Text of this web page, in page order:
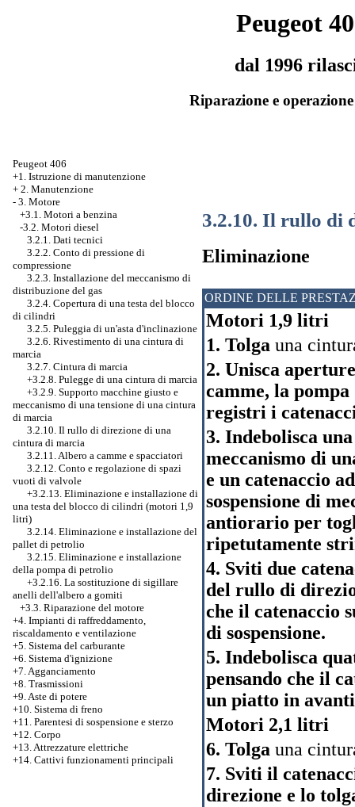
Peugeot
dal 1996
Riparazione e
Peugeot 406
+1. Istruzione di manutenzione
+ 2. Manutenzione
- 3. Motore
+3.1. Motori a benzina
-3.2. Motori diesel
3.2.1. Dati tecnici
3.2.2. Conto di pressione di
compressione
3.2.3. Installazione del meccanismo di
distribuzione del gas
3.2.4. Copertura di una testa del blocco
di cilindri
3.2.5. Puleggia di un'asta d'inclinazione
3.2.6. Rivestimento di una cintura di
marcia
3.2.7. Cintura di marcia
+3.2.8. Pulegge di una cintura di marcia
+3.2.9. Supporto macchine giusto e
meccanismo di una tensione di una cintura
di marcia
3.2.10. Il rullo di direzione di una
cintura di marcia
3.2.11. Albero a camme e spacciatori
3.2.12. Conto e regolazione di spazi
vuoti di valvole
+3.2.13. Eliminazione e installazione di
una testa del blocco di cilindri (motori 1,9
litri)
3.2.14. Eliminazione e installazione del
pallet di petrolio
3.2.15. Eliminazione e installazione
della pompa di petrolio
+3.2.16. La sostituzione di sigillare
anelli dell'albero a gomiti
+3.3. Riparazione del motore
+4. Impianti di raffreddamento,
riscaldamento e ventilazione
+5. Sistema del carburante
+6. Sistema d'ignizione
+7. Agganciamento
+8. Trasmissioni
+9. Aste di potere
+10. Sistema di freno
+11. Parentesi di sospensione e sterzo
+12. Corpo
+13. Attrezzature elettriche
+14. Cattivi funzionamenti principali
3.2.10. Il rullo di
Eliminazione
ORDINE DELLE
Motori 1,9 litri
1. Tolga una
2. Unisca
camme, la
registri i
3. Indebolisca
meccanismo di
e un catenaccio
sospensione di
antiorario per
ripetutamente
4. Sviti due
del rullo di
che il catenaccio
di sospensione.
5. Indebolisca
pensando che il
un piatto in
Motori 2,1 litri
6. Tolga una
7. Sviti il
direzione e lo